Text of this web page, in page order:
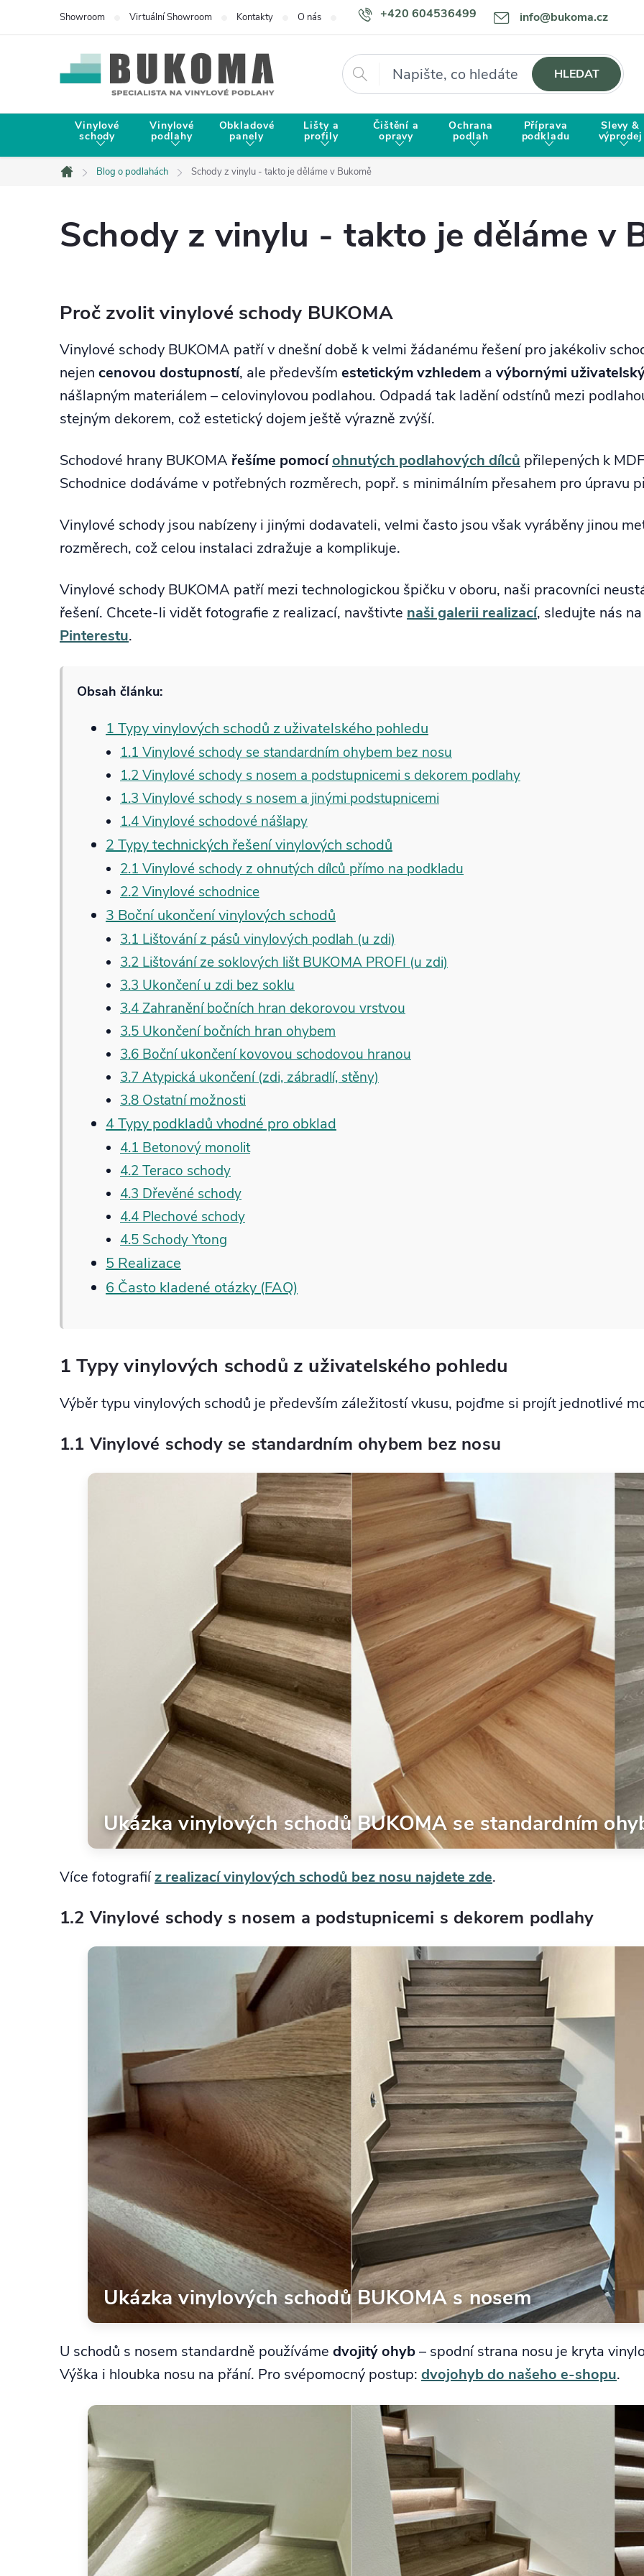
+420 604536499 info@bukoma.cz
Showroom Virtuální Showroom Kontakty O nás Doprava a platba Proč zvolit BUKOMU?
Hledat HLEDAT
Vinylové
schody
Vinylové
podlahy
Obkladové
panely
Lišty a
profily
Čištění a
opravy
Ochrana
podlah
Příprava
podkladu
Slevy &
výprodej
Domů
Blog o podlahách Schody z vinylu - takto je děláme v Bukomě
Schody z vinylu - takto je děláme v
Proč zvolit vinylové schody BUKOMA
Vinylové schody BUKOMA patří v dnešní době k velmi žádanému řešení pro jakékoliv
nejen cenovou dostupností, ale především estetickým vzhledem a výbornými
nášlapným materiálem – celovinylovou podlahou. Odpadá tak ladění odstínů mezi
stejným dekorem, což estetický dojem ještě výrazně zvýší.
Schodové hrany BUKOMA řešíme pomocíohnutých podlahových dílců přilepených k
Schodnice dodáváme v potřebných rozměrech, popř. s minimálním přesahem pro úpravu
Vinylové schody jsou nabízeny i jinými dodavateli, velmi často jsou však vyráběny jinou
rozměrech, což celou instalaci zdražuje a komplikuje.
Vinylové schody BUKOMA patří mezi technologickou špičku v oboru, naši pracovníci
řešení. Chcete-li vidět fotografie z realizací, navštivte naši galerii realizací, sledujte nás
Pinterestu.
Obsah článku:
1 Typy vinylových schodů z uživatelského pohledu
1.1 Vinylové schody se standardním ohybem bez nosu
1.2 Vinylové schody s nosem a podstupnicemi s dekorem podlahy
1.3 Vinylové schody s nosem a jinými podstupnicemi
1.4 Vinylové schodové nášlapy
2 Typy technických řešení vinylových schodů
2.1 Vinylové schody z ohnutých dílců přímo na podkladu
2.2 Vinylové schodnice
3 Boční ukončení vinylových schodů
3.1 Lištování z pásů vinylových podlah (u zdi)
3.2 Lištování ze soklových lišt BUKOMA PROFI (u zdi)
3.3 Ukončení u zdi bez soklu
3.4 Zahranění bočních hran dekorovou vrstvou
3.5 Ukončení bočních hran ohybem
3.6 Boční ukončení kovovou schodovou hranou
3.7 Atypická ukončení (zdi, zábradlí, stěny)
3.8 Ostatní možnosti
4 Typy podkladů vhodné pro obklad
4.1 Betonový monolit
4.2 Teraco schody
4.3 Dřevěné schody
4.4 Plechové schody
4.5 Schody Ytong
5 Realizace
6 Často kladené otázky (FAQ)
1 Typy vinylových schodů z uživatelského pohledu
Výběr typu vinylových schodů je především záležitostí vkusu, pojďme si projít jednotlivé
1.1 Vinylové schody se standardním ohybem bez nosu
Ukázka vinylových schodů BUKOMA se standardním
Více fotografiíz realizací vinylových schodů bez nosu najdete zde.
1.2 Vinylové schody s nosem a podstupnicemi s dekorem podlahy
Ukázka vinylových schodů BUKOMA s nosem
U schodů s nosem standardně používáme dvojitý ohyb– spodní strana nosu je kryta
Výška i hloubka nosu na přání. Pro svépomocný postup: dvojohyb do našeho e-shopu.